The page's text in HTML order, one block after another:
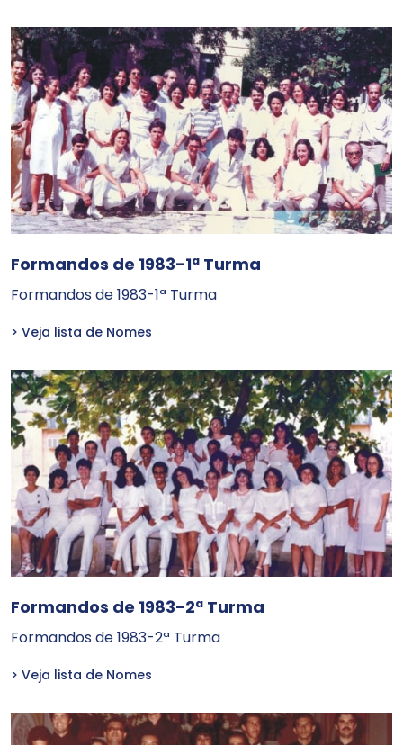
Formandos de 1983-1ª Turma
Formandos de 1983-1ª Turma
> Veja lista de Nomes
Formandos de 1983-2ª Turma
Formandos de 1983-2ª Turma
> Veja lista de Nomes